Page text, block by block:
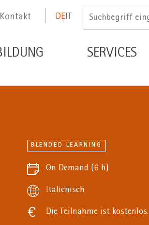
Kontakt DEIT
Inserire
di
ricerca
SERVICES
BLENDED LEARNING
On Demand (6 h)
Italienisch
Die Teilnahme ist kostenlos.